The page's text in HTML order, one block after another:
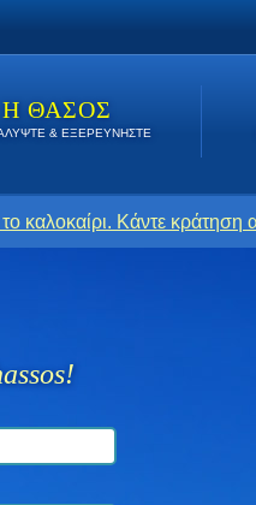
Η ΘΑΣΟΣ
& ΕΞΕΡΕΥΝΗΣΤΕ
καλοκαίρι. Κάντε κράτηση